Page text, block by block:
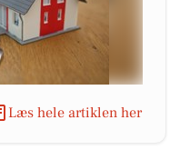
Læs hele artiklen her